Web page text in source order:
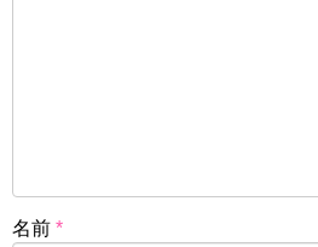
名前 *